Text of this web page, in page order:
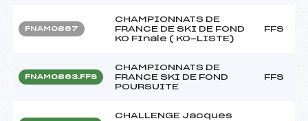
FNAM0867
CHAMPIONNATS DE
FRANCE DE SKI DE FOND
KO FInale ( KO-LISTE)
FFS
FNAM0863.FFS
CHAMPIONNATS DE
FRANCE SKI DE FOND
POURSUITE
FFS
CHALLENGE Jacques